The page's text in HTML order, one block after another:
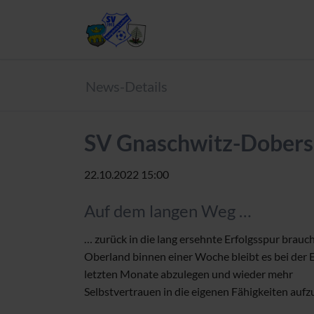
News-Details
SV Gnaschwitz-
22.10.2022 15:00
Auf dem langen Weg …
… zurück in die lang ersehnte Erfolgsspur
Oberland binnen einer Woche bleibt es bei der
letzten Monate abzulegen und wieder mehr
Selbstvertrauen in die eigenen Fähigkeiten